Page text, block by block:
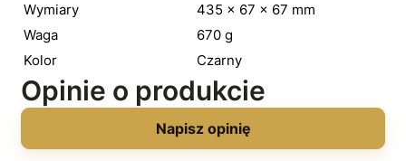
Wymiary
435 × 67 × 67 mm
Waga
670 g
Kolor
Czarny
Opinie o produkcie
Napisz opinię